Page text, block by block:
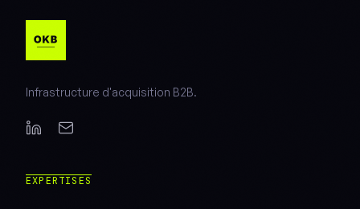
Infrastructure d'acquisition B2B.
EXPERTISES